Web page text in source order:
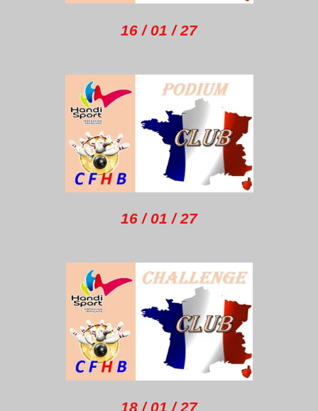
16 / 01 / 27
16 / 01 / 27
18 / 01 / 27